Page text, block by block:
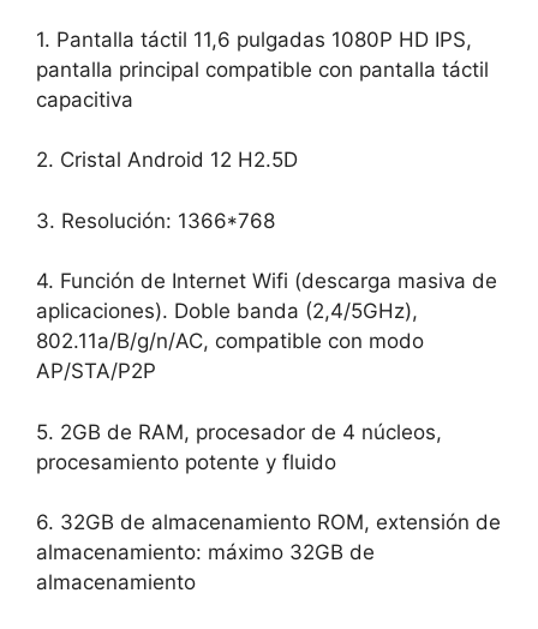
1. Pantalla táctil 11,6 pulgadas 1080P HD IPS,
pantalla principal compatible con pantalla táctil
capacitiva
2. Cristal Android 12 H2.5D
3. Resolución: 1366*768
4. Función de Internet Wifi (descarga masiva de
aplicaciones). Doble banda (2,4/5GHz),
802.11a/B/g/n/AC, compatible con modo
AP/STA/P2P
5. 2GB de RAM, procesador de 4 núcleos,
procesamiento potente y fluido
6. 32GB de almacenamiento ROM, extensión de
almacenamiento: máximo 32GB de
almacenamiento